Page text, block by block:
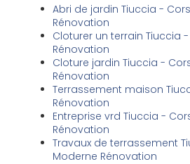
Abri de jardin Tiuccia -
Rénovation
Cloturer un terrain Tiuccia
Rénovation
Cloture jardin Tiuccia -
Rénovation
Terrassement maison
Rénovation
Entreprise vrd Tiuccia -
Rénovation
Travaux de terrassement
Moderne Rénovation